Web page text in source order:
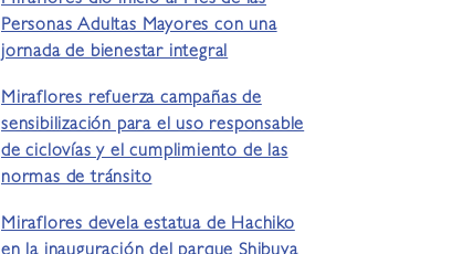
Personas Adultas Mayores con una
jornada de bienestar integral
Miraflores refuerza campañas de
sensibilización para el uso responsable
de ciclovías y el cumplimiento de las
normas de tránsito
Miraflores devela estatua de Hachiko